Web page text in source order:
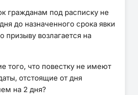
гражданам под расписку не
до назначенного срока явки
призыву возлагается на
того, что повестку не имеют
отстоящие от дня
на 2 дня?